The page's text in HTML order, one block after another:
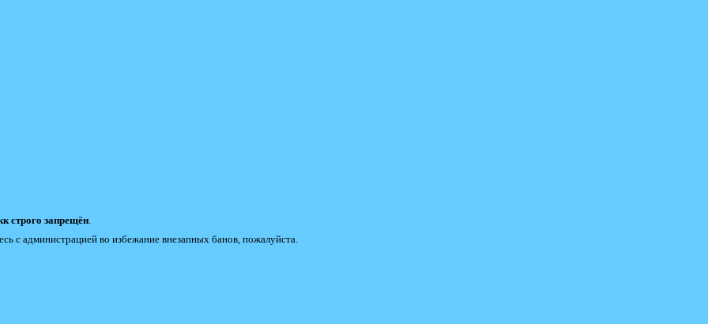
строго запрещён
с администрацией во избежание внезапных банов, пожалуйста.